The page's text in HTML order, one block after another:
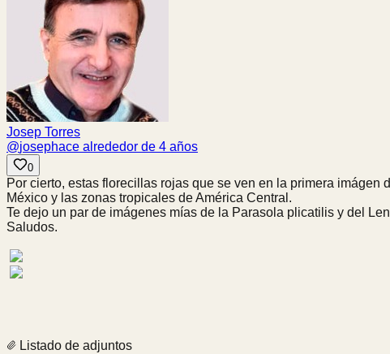
Josep Torres
@josephace alrededor de 4 años
0
Por cierto, estas florecillas rojas que se ven en la primera
México y las zonas tropicales de América Central.
Te dejo un par de imágenes mías de la Parasola plicatilis y del
Saludos.
Listado de adjuntos